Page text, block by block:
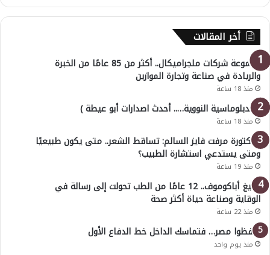
أخر المقالات
مجموعة شركات ملجراميكال.. أكثر من 85 عامًا من الخبرة
والريادة في صناعة وتجارة الموازين
منذ 18 ساعة
( الدبلوماسية النووية….. أحدث اصدارات أبو عيطة )
منذ 18 ساعة
الدكتورة مرفت فايز السالم: تساقط الشعر.. متى يكون طبيعيًا
ومتى يستدعي استشارة الطبيب؟
منذ 19 ساعة
أوليغ أباكوموف.. 12 عامًا من الطب تحولت إلى رسالة في
الوقاية وصناعة حياة أكثر صحة
منذ 22 ساعة
احفظوا مصر… فتماسك الداخل خط الدفاع الأول
منذ يوم واحد